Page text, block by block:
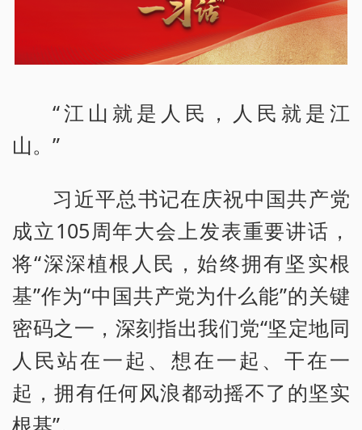
“江山就是人民，人民就是江
山。”
习近平总书记在庆祝中国共产党
成立105周年大会上发表重要讲话，
将“深深植根人民，始终拥有坚实根
基”作为“中国共产党为什么能”的关键
密码之一，深刻指出我们党“坚定地同
人民站在一起、想在一起、干在一
起，拥有任何风浪都动摇不了的坚实
根基”。